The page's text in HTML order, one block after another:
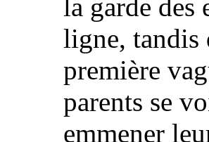
la garde des
ligne, tandis
première
parents se
emmener